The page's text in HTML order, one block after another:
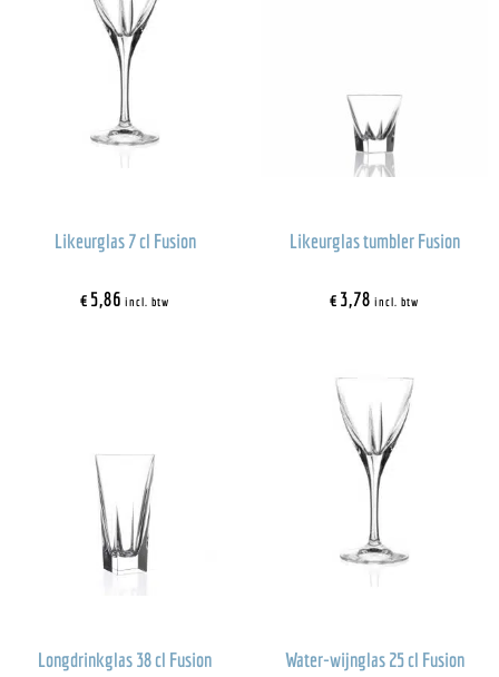
Likeurglas 7 cl Fusion
€5,86 incl. btw
Likeurglas tumbler Fusion
€3,78 incl. btw
Longdrinkglas 38 cl Fusion Water-wijnglas 25 cl Fusion